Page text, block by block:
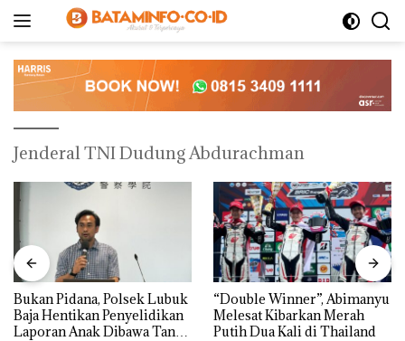
Jenderal TNI Dudung Abdurachman
Bukan Pidana, Polsek Lubuk
Baja Hentikan Penyelidikan
Laporan Anak Dibawa Tanpa
“Double Winner”, Abimanyu
Melesat Kibarkan Merah
Putih Dua Kali di Thailand